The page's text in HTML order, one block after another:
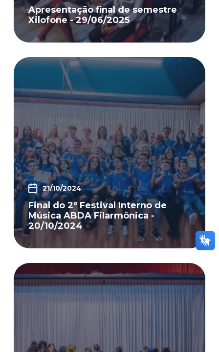
Apresentação final de semestre
Xilofone - 29/06/2025
21/10/2024
Final do 2º Festival Interno de
Música ABDA Filarmônica -
20/10/2024